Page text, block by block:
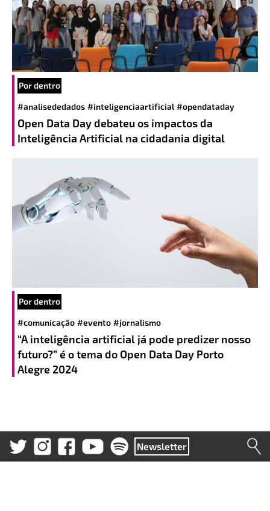
Por dentro
#analisededados #inteligenciaartificial #opendataday
Open Data Day debateu os impactos da
Inteligência Artificial na cidadania digital
Por dentro
#comunicação #evento #jornalismo
“A inteligência artificial já pode predizer nosso
futuro?” é o tema do Open Data Day Porto
Alegre 2024
Newsletter